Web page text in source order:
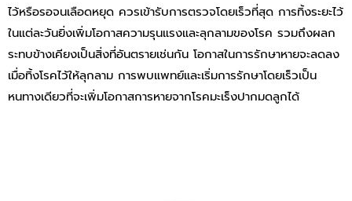
ไว้หรือรอจนเลือดหยุด ควรเข้ารับการตรวจโดยเร็วที่สุด การทิ้งระยะไว้
ในแต่ละวันยิ่งเพิ่มโอกาสความรุนแรงและลุกลามของโรค รวมถึงผลก
ระทบข้างเคียงเป็นสิ่งที่อันตรายเช่นกัน โอกาสในการรักษาหายจะลดลง
เมื่อทิ้งโรคไว้ให้ลุกลาม การพบแพทย์และเริ่มการรักษาโดยเร็วเป็น
หนทางเดียวที่จะเพิ่มโอกาสการหายจากโรคมะเร็งปากมดลูกได้